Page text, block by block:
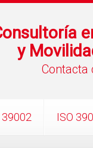
y
Contacta
39002 ISO